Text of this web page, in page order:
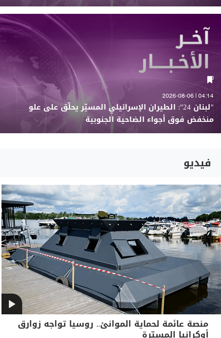
04:14 | 2026-08-06
"لبنان 24": الطيران الإسرائيلي المسيّر يحلّق على علو
منخفض فوق أجواء الضاحية الجنوبية
فيديو
منصة عائمة لحماية الموانئ.. روسيا تواجه زوارق
أوكرانيا المسيّرة